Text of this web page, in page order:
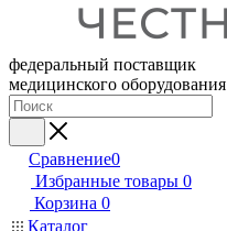
федеральный поставщик
медицинского оборудования
Сравнение0
Избранные товары 0
Корзина 0
Каталог